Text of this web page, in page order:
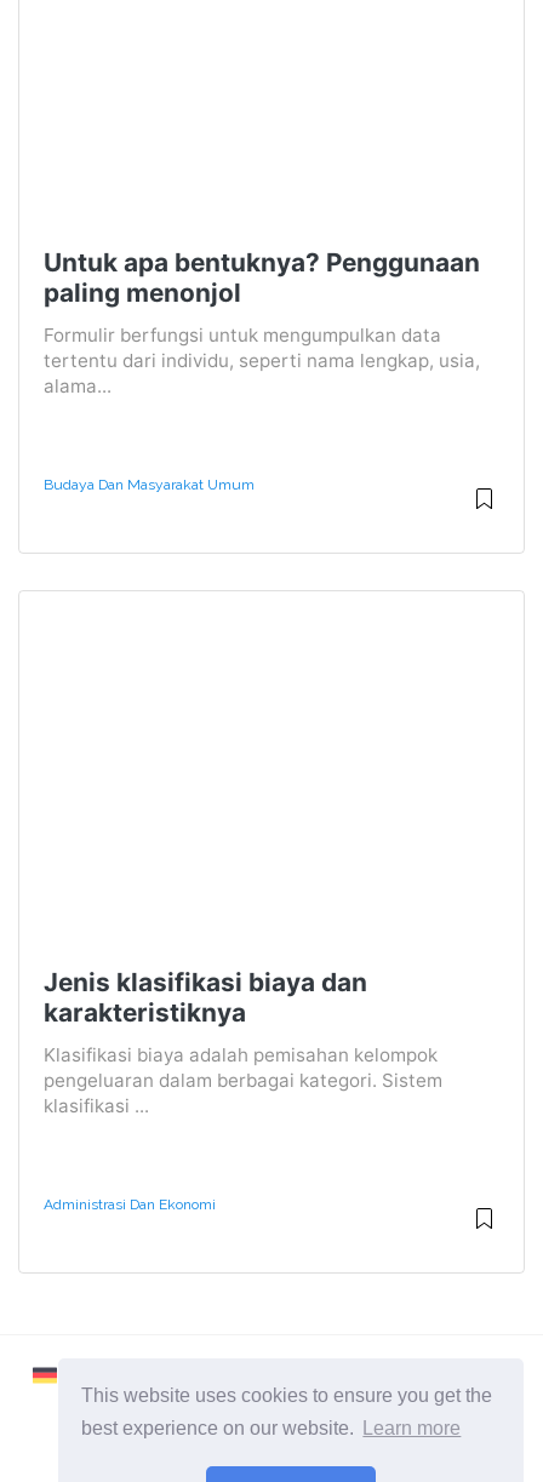
This website uses cookies to ensure you get the
best experience on our website.
Learn more
Untuk apa bentuknya? Penggunaan
paling menonjol
Formulir berfungsi untuk mengumpulkan data
tertentu dari individu, seperti nama lengkap, usia,
alama...
Budaya Dan Masyarakat Umum
Jenis klasifikasi biaya dan
karakteristiknya
Klasifikasi biaya adalah pemisahan kelompok
pengeluaran dalam berbagai kategori. Sistem
klasifikasi ...
Administrasi Dan Ekonomi
2026 ©Learnaboutworld